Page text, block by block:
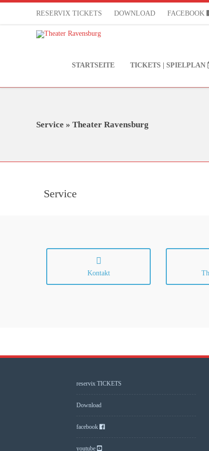
RESERVIX TICKETS DOWNLOAD FACEBOOK
STARTSEITE TICKETS | SPIELPLAN
Service » Theater Ravensburg
Service
Kontakt
reservix TICKETS
Download
facebook
youtube